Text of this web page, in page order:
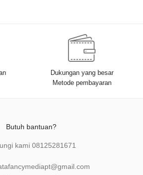
Dukungan yang besar
Metode pembayaran
Butuh bantuan?
kami 08125281671